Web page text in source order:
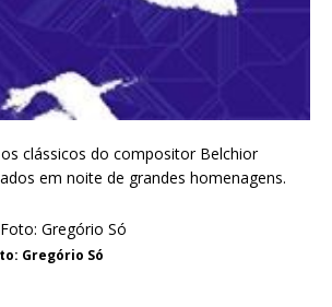
clássicos do compositor Belchior
em noite de grandes homenagens.
Gregório Só